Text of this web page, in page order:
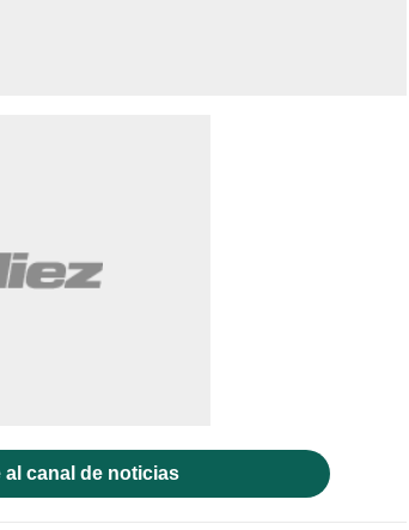
al canal de noticias